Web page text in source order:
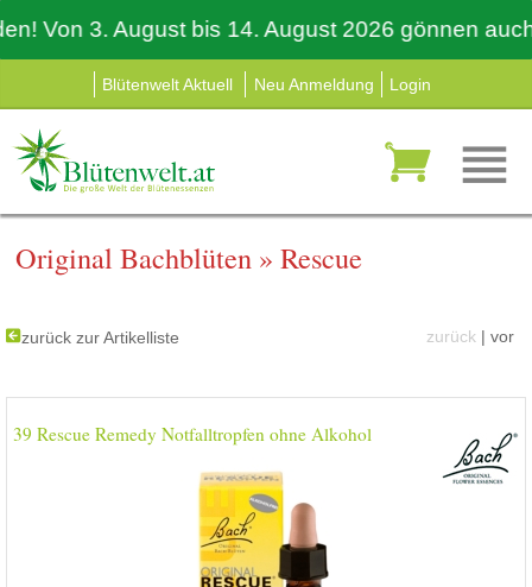
Von 3. August bis 14. August 2026 gönnen auch
Blütenwelt Aktuell Neu Anmeldung Login
Original Bachblüten » Rescue
zurück zur Artikelliste zurück | vor
39 Rescue Remedy Notfalltropfen ohne Alkohol